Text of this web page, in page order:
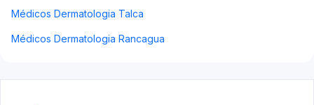
Médicos Dermatologia Talca
Médicos Dermatologia Rancagua